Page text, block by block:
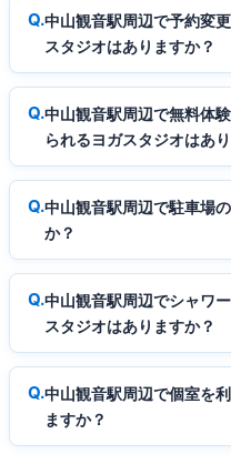
中山観音駅周辺で予約変
スタジオはありますか？
中山観音駅周辺で無料体
られるヨガスタジオはあ
中山観音駅周辺で駐車場
か？
中山観音駅周辺でシャワ
スタジオはありますか？
中山観音駅周辺で個室を
ますか？